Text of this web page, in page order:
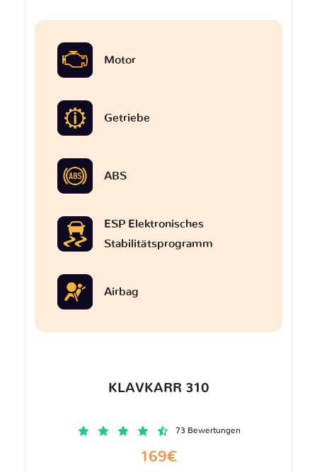
Motor
Getriebe
ABS
ESP Elektronisches
Stabilitätsprogramm
Airbag
KLAVKARR 310
73 Bewertungen
169€